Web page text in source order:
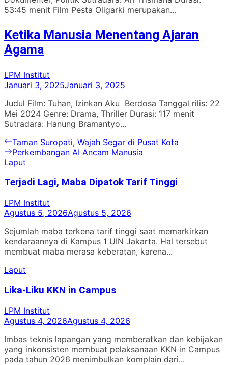
53:45 menit Film Pesta Oligarki merupakan...
Ketika Manusia Menentang Ajaran
Agama
LPM Institut
Januari 3, 2025Januari 3, 2025
Judul Film: Tuhan, Izinkan Aku Berdosa Tanggal rilis: 22
Mei 2024 Genre: Drama, Thriller Durasi: 117 menit
Sutradara: Hanung Bramantyo...
Navigasi
pos
Previous
post:
Taman Suropati, Wajah Segar di Pusat Kota
Next
post:
Perkembangan AI Ancam Manusia
Laput
Terjadi Lagi, Maba Dipatok Tarif Tinggi
LPM Institut
Agustus 5, 2026Agustus 5, 2026
Sejumlah maba terkena tarif tinggi saat memarkirkan
kendaraannya di Kampus 1 UIN Jakarta. Hal tersebut
membuat maba merasa keberatan, karena...
Laput
Lika-Liku KKN in Campus
LPM Institut
Agustus 4, 2026Agustus 4, 2026
Imbas teknis lapangan yang memberatkan dan kebijakan
yang inkonsisten membuat pelaksanaan KKN in Campus
pada tahun 2026 menimbulkan komplain dari...